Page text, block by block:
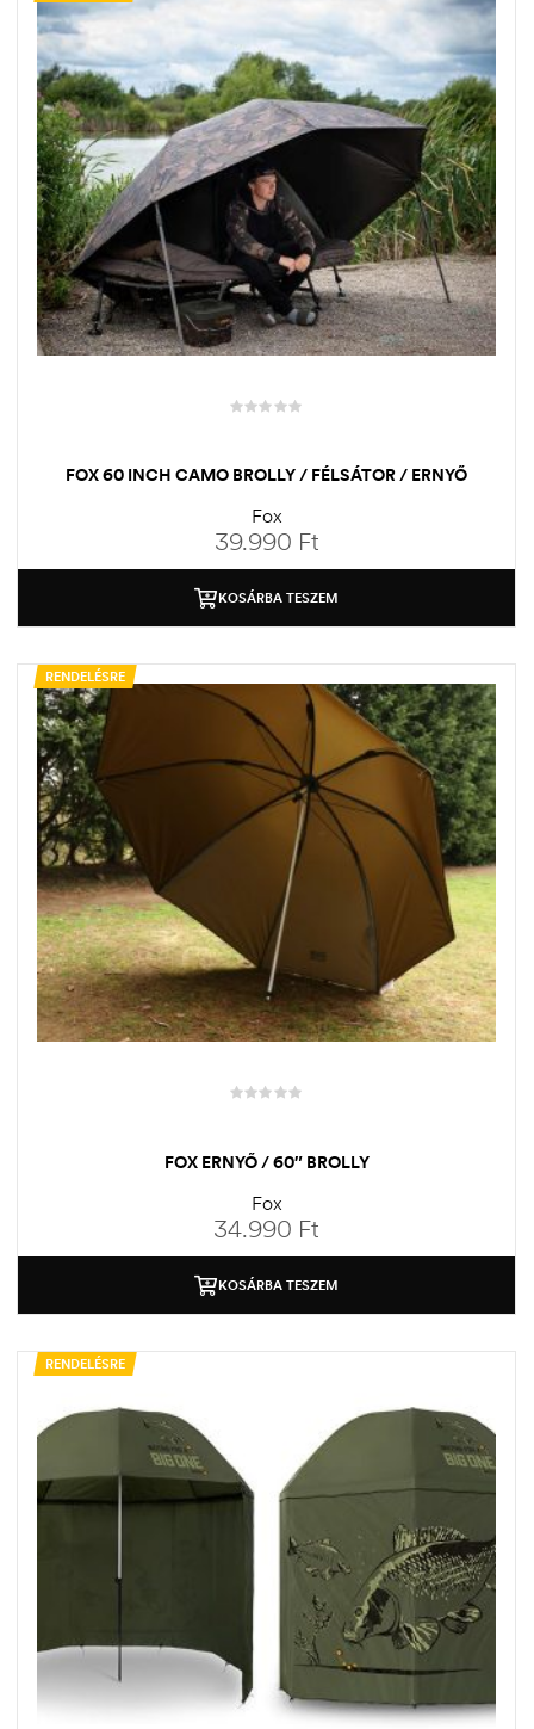
FOX 60 INCH CAMO BROLLY / FÉLSÁTOR / ERNYŐ
Fox
39.990 Ft
KOSÁRBA TESZEM
RENDELÉSRE
FOX ERNYŐ / 60″ BROLLY
Fox
34.990 Ft
KOSÁRBA TESZEM
RENDELÉSRE